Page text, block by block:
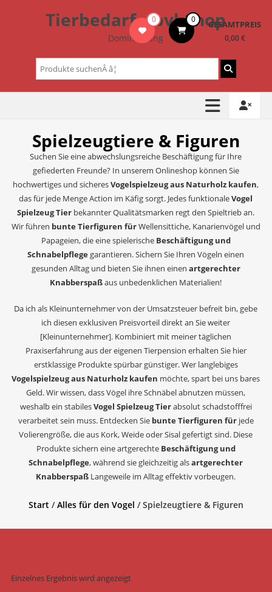
Tierbedarf – bvl-Shop
Dominik Lang
0 0 GESAMTPREIS
0,00 €
Suchen
nach:
Spielzeugtiere & Figuren
Suchen Sie eine abwechslungsreiche Beschäftigung für Ihre
gefiederten Freunde? In unserem Onlineshop können Sie
hochwertiges und sicheresVogelspielzeug aus Naturholz kaufen,
das für jede Menge Action im Käfig sorgt. Jedes funktionaleVogel
Spielzeug Tier bekannter Qualitätsmarken regt den Spieltrieb an.
Wir führen bunte Tierfiguren fürWellensittiche, Kanarienvögel und
Papageien, die eine spielerische Beschäftigung und
Schnabelpflege garantieren. Sichern Sie Ihren Vögeln einen
gesunden Alltag und bieten Sie ihnen einen artgerechter
Knabberspaßaus unbedenklichen Materialien!
Da ich als Kleinunternehmer von der Umsatzsteuer befreit bin, gebe
ich diesen exklusiven Preisvorteil direkt an Sie weiter
[Kleinunternehmer]. Kombiniert mit meiner täglichen
Praxiserfahrung aus der eigenen Tierpension erhalten Sie hier
erstklassige Produkte spürbar günstiger. Wer langlebiges
Vogelspielzeug aus Naturholz kaufen möchte, spart bei uns bares
Geld. Wir wissen, dass Vögel ihre Schnäbel abnutzen müssen,
weshalb ein stabilesVogel Spielzeug Tierabsolut schadstofffrei
verarbeitet sein muss. Entdecken Sie bunte Tierfiguren fürjede
Volierengröße, die aus Kork, Weide oder Sisal gefertigt sind. Diese
Produkte sichern eine artgerechte Beschäftigung und
Schnabelpflege, während sie gleichzeitig alsartgerechter
Knabberspaß Langeweile im Alltag effektiv vorbeugen.
Start/Alles für den Vogel / Spielzeugtiere & Figuren
Einzelnes Ergebnis wird angezeigt